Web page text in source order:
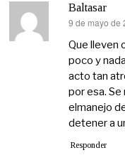
Baltasar
dice:
9 de mayo de
Que lleven
poco y
acto tan
por esa. Se
elmanejo
detener a
Responder